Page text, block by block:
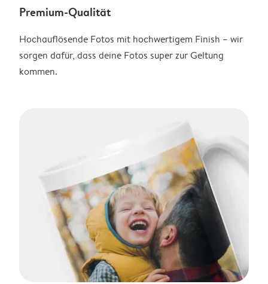
Premium-Qualität
Hochauflösende Fotos mit hochwertigem Finish – wir
sorgen dafür, dass deine Fotos super zur Geltung
kommen.